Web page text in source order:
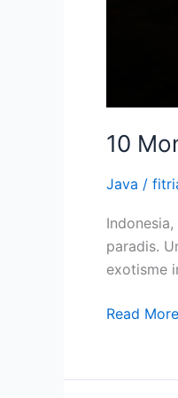
10
Java /
paradis.
exotisme
Read